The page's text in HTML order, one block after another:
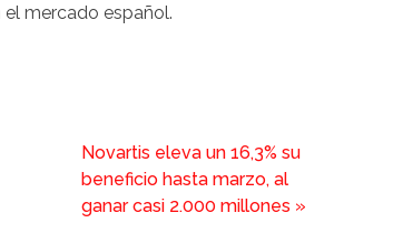
mercado español.
Novartis eleva un 16,3% su
beneficio hasta marzo, al
ganar casi 2.000 millones »